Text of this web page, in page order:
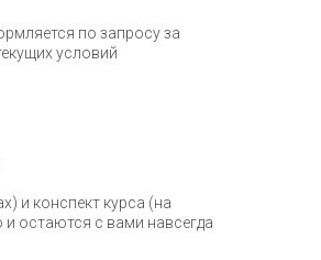
по запросу за
условий
и конспект курса (на
остаются с вами навсегда